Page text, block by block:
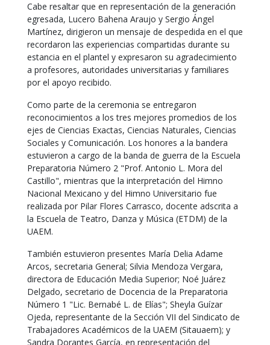
Cabe resaltar que en representación de la generación
egresada, Lucero Bahena Araujo y Sergio Ángel
Martínez, dirigieron un mensaje de despedida en el que
recordaron las experiencias compartidas durante su
estancia en el plantel y expresaron su agradecimiento
a profesores, autoridades universitarias y familiares
por el apoyo recibido.
Como parte de la ceremonia se entregaron
reconocimientos a los tres mejores promedios de los
ejes de Ciencias Exactas, Ciencias Naturales, Ciencias
Sociales y Comunicación. Los honores a la bandera
estuvieron a cargo de la banda de guerra de la Escuela
Preparatoria Número 2 "Prof. Antonio L. Mora del
Castillo", mientras que la interpretación del Himno
Nacional Mexicano y del Himno Universitario fue
realizada por Pilar Flores Carrasco, docente adscrita a
la Escuela de Teatro, Danza y Música (ETDM) de la
UAEM.
También estuvieron presentes María Delia Adame
Arcos, secretaria General; Silvia Mendoza Vergara,
directora de Educación Media Superior; Noé Juárez
Delgado, secretario de Docencia de la Preparatoria
Número 1 "Lic. Bernabé L. de Elías"; Sheyla Guízar
Ojeda, representante de la Sección VII del Sindicato de
Trabajadores Académicos de la UAEM (Sitauaem); y
Sandra Dorantes García, en representación del